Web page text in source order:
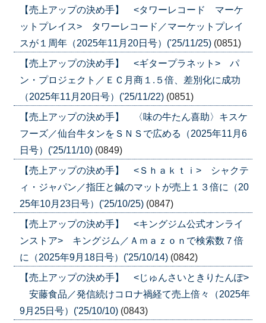
【売上アップの決め手】 <タワーレコード マーケ
ットプレイス> タワーレコード／マーケットプレイ
スが１周年（2025年11月20日号）('25/11/25) (0851)
【売上アップの決め手】 <ギタープラネット> パ
ン・プロジェクト／ＥＣ月商１.５倍、差別化に成功
（2025年11月20日号）('25/11/22) (0851)
【売上アップの決め手】 〈味の牛たん喜助〉キスケ
フーズ／仙台牛タンをＳＮＳで広める（2025年11月6
日号）('25/11/10) (0849)
【売上アップの決め手】 <Ｓｈａｋｔｉ> シャクテ
ィ・ジャパン／指圧と鍼のマットが売上１３倍に（20
25年10月23日号）('25/10/25) (0847)
【売上アップの決め手】 <キングジム公式オンライ
ンストア> キングジム／Ａｍａｚｏｎで検索数７倍
に（2025年9月18日号）('25/10/14) (0842)
【売上アップの決め手】 <じゅんさいときりたんぽ>
安藤食品／発信続けコロナ禍経て売上倍々（2025年
9月25日号）('25/10/10) (0843)